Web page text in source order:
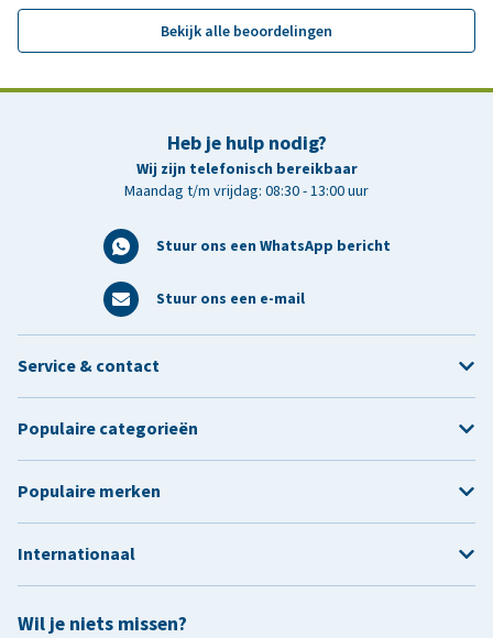
Bekijk alle beoordelingen
Heb je hulp nodig?
Wij zijn telefonisch bereikbaar
Maandag t/m vrijdag: 08:30 - 13:00 uur
Stuur ons een WhatsApp bericht
Stuur ons een e-mail
Wil je niets missen?
Service & contact
Populaire categorieën
Populaire merken
Internationaal